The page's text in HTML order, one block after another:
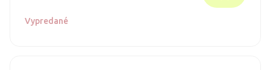
Vypredané